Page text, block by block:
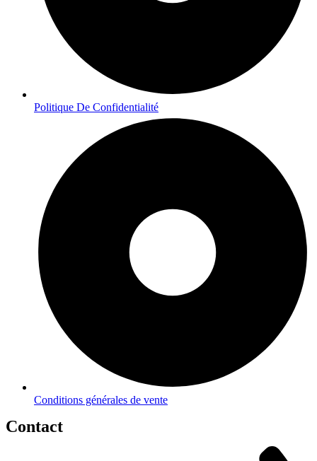
Politique De Confidentialité
Conditions générales de vente
Contact